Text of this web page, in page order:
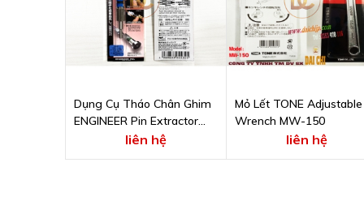
Dụng Cụ Tháo Chân Ghim
ENGINEER Pin Extractor
SS-32 Ø2.4 mm
liên hệ
Mỏ Lết TONE Adjustable
Wrench MW-150
liên hệ